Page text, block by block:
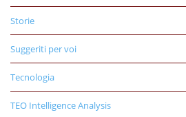
Storie
Suggeriti per voi
Tecnologia
TEO Intelligence Analysis